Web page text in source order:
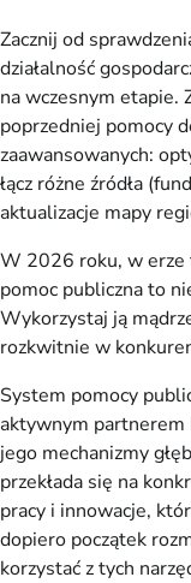
Zacznij od
działalność
na wczesnym etapie.
poprzedniej pomocy
zaawansowanych:
łącz różne źródła
aktualizacje mapy
W 2026 roku, w erze
pomoc publiczna to
Wykorzystaj ją
rozkwitnie w
System pomocy
aktywnym partnerem
jego mechanizmy
przekłada się na
pracy i innowacje,
dopiero początek
korzystać z tych